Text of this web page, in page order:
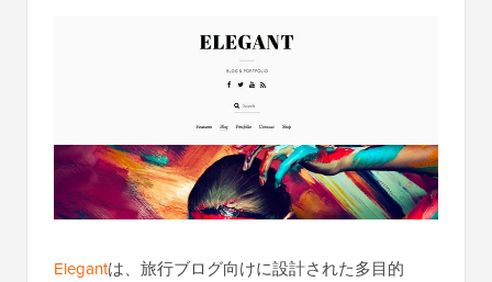
Elegantは、旅行ブログ向けに設計された多目的